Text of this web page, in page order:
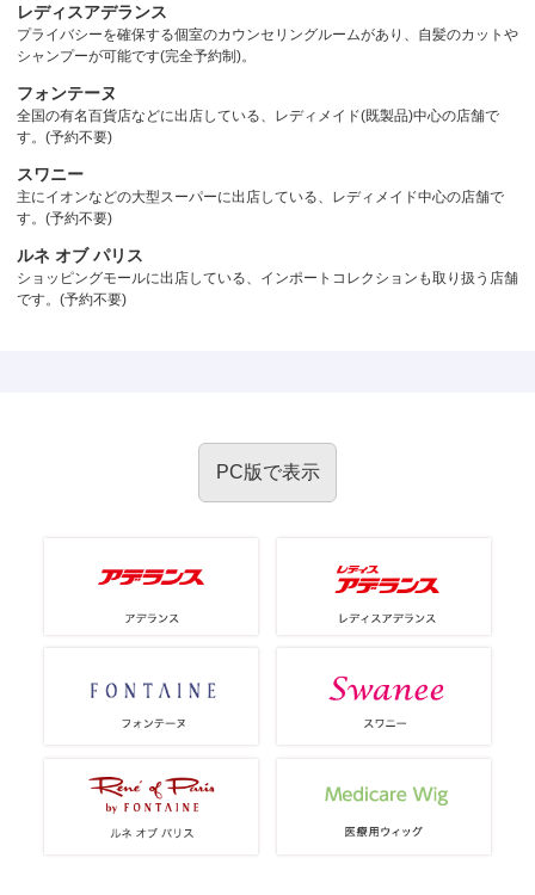
レディスアデランス
プライバシーを確保する個室のカウンセリングルームがあり、自髪のカットや
シャンプーが可能です(完全予約制)。
フォンテーヌ
全国の有名百貨店などに出店している、レディメイド(既製品)中心の店舗で
す。(予約不要)
スワニー
主にイオンなどの大型スーパーに出店している、レディメイド中心の店舗で
す。(予約不要)
ルネ オブ パリス
ショッピングモールに出店している、インポートコレクションも取り扱う店舗
です。(予約不要)
PC版で表示